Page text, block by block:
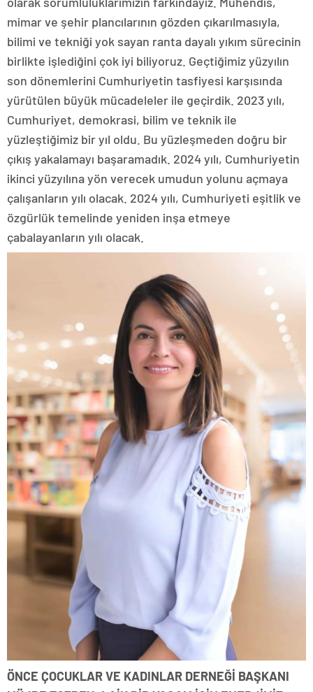
mimar ve şehir plancılarının gözden çıkarılmasıyla,
bilimi ve tekniği yok sayan ranta dayalı yıkım sürecinin
birlikte işlediğini çok iyi biliyoruz. Geçtiğimiz yüzyılın
son dönemlerini Cumhuriyetin tasfiyesi karşısında
yürütülen büyük mücadeleler ile geçirdik. 2023 yılı,
Cumhuriyet, demokrasi, bilim ve teknik ile
yüzleştiğimiz bir yıl oldu. Bu yüzleşmeden doğru bir
çıkış yakalamayı başaramadık. 2024 yılı, Cumhuriyetin
ikinci yüzyılına yön verecek umudun yolunu açmaya
çalışanların yılı olacak. 2024 yılı, Cumhuriyeti eşitlik ve
özgürlük temelinde yeniden inşa etmeye
çabalayanların yılı olacak.
ÖNCE ÇOCUKLAR VE KADINLAR DERNEĞİ BAŞKANI